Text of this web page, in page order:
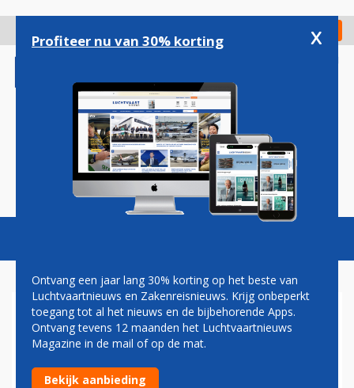
gaan
Check in
Magazine Podcasts Vacatures
BEVESTIGD: AIR FRANCE-KLM
BESTELT 50 AIRBUS A350'S
Profiteer nu van 30% korting x
Ontvang een jaar lang 30% korting op het beste van
Luchtvaartnieuws en Zakenreisnieuws. Krijg onbeperkt
toegang tot al het nieuws en de bijbehorende Apps.
Ontvang tevens 12 maanden het Luchtvaartnieuws
Magazine in de mail of op de mat.
Bekijk aanbieding